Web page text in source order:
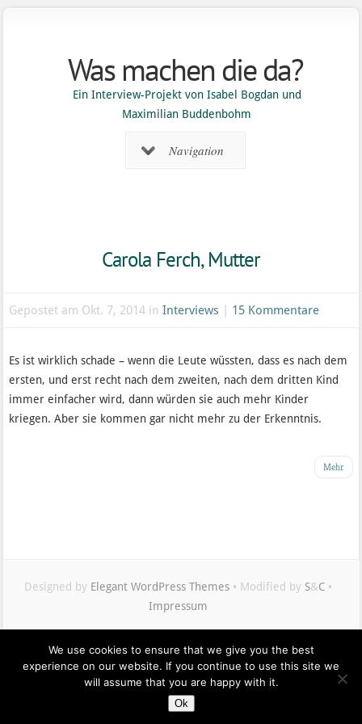
Was machen die da?
Ein Interview-Projekt von Isabel Bogdan und
Maximilian Buddenbohm
Navigation
Carola Ferch, Mutter
Gepostet am Okt. 7, 2014 inInterviews 15 Kommentare
Es ist wirklich schade – wenn die Leute wüssten, dass es nach dem
ersten, und erst recht nach dem zweiten, nach dem dritten Kind
immer einfacher wird, dann würden sie auch mehr Kinder
kriegen. Aber sie kommen gar nicht mehr zu der Erkenntnis.
Mehr
Designed by Elegant WordPress Themes• Modified by S&C•
Impressum
We use cookies to ensure that we give you the best
experience on our website. If you continue to use this site we
will assume that you are happy with it.
Ok